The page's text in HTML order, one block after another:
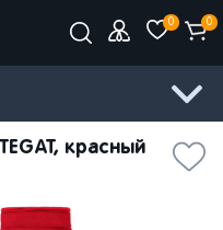
0 0
красный